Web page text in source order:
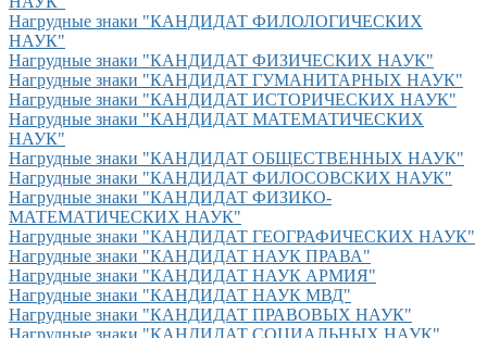
Нагрудные знаки "КАНДИДАТ ФИЛОЛОГИЧЕСКИХ
НАУК"
Нагрудные знаки "КАНДИДАТ ФИЗИЧЕСКИХ НАУК"
Нагрудные знаки "КАНДИДАТ ГУМАНИТАРНЫХ НАУК"
Нагрудные знаки "КАНДИДАТ ИСТОРИЧЕСКИХ НАУК"
Нагрудные знаки "КАНДИДАТ МАТЕМАТИЧЕСКИХ
НАУК"
Нагрудные знаки "КАНДИДАТ ОБЩЕСТВЕННЫХ НАУК"
Нагрудные знаки "КАНДИДАТ ФИЛОСОВСКИХ НАУК"
Нагрудные знаки "КАНДИДАТ ФИЗИКО-
МАТЕМАТИЧЕСКИХ НАУК"
Нагрудные знаки "КАНДИДАТ ГЕОГРАФИЧЕСКИХ НАУК"
Нагрудные знаки "КАНДИДАТ НАУК ПРАВА"
Нагрудные знаки "КАНДИДАТ НАУК АРМИЯ"
Нагрудные знаки "КАНДИДАТ НАУК МВД"
Нагрудные знаки "КАНДИДАТ ПРАВОВЫХ НАУК"